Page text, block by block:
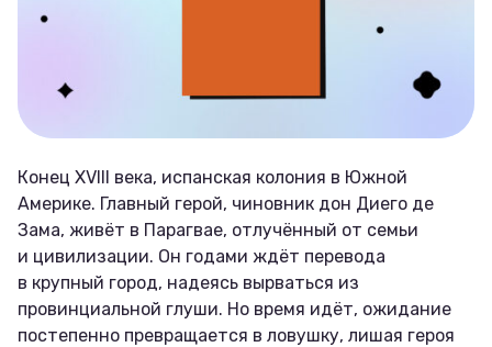
Конец XVIII века, испанская колония в Южной
Америке. Главный герой, чиновник дон Диего де
Зама, живёт в Парагвае, отлучённый от семьи
и цивилизации. Он годами ждёт перевода
в крупный город, надеясь вырваться из
провинциальной глуши. Но время идёт, ожидание
постепенно превращается в ловушку, лишая героя